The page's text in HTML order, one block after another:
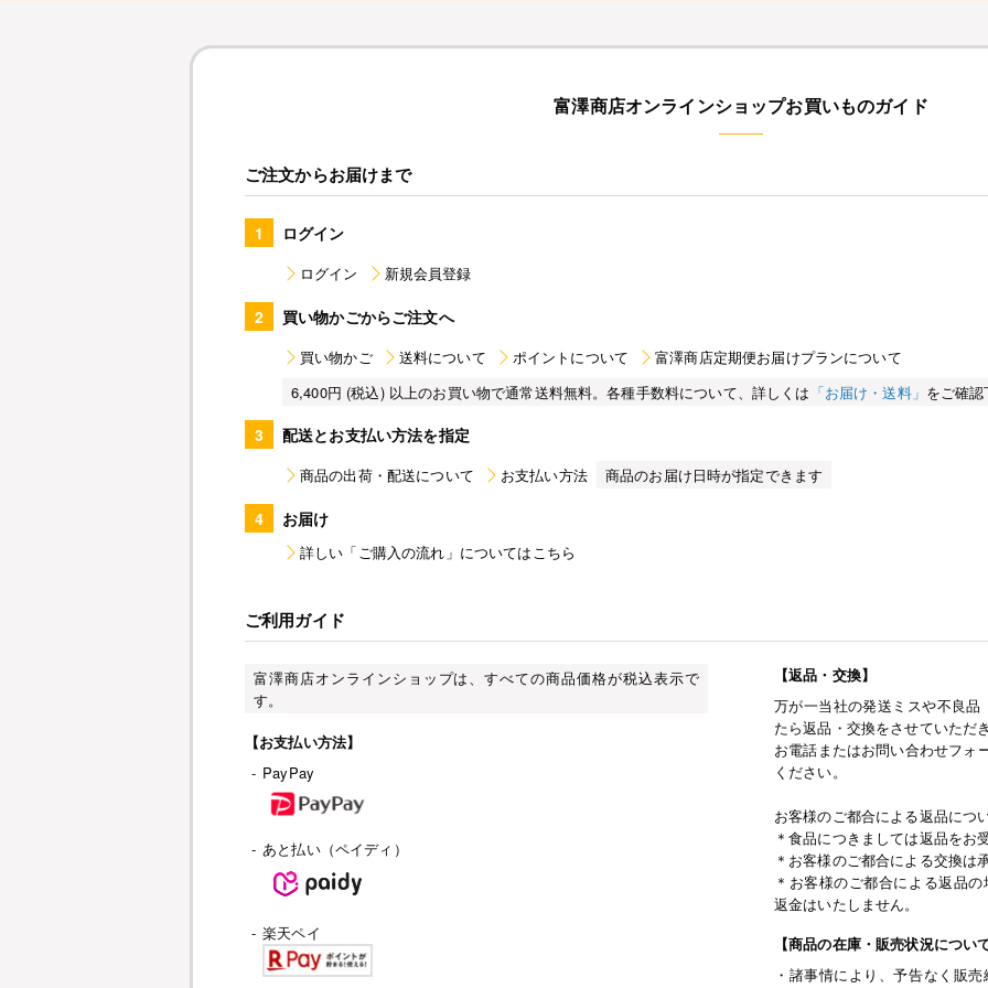
富澤商店オンラインショップお買いものガイド
ご注文からお届けまで
1 ログイン
ログイン 新規会員登録
2 買い物かごからご注文へ
買い物かご 送料について ポイントについて
富澤商店定期便お届けプランについて
6,400円 (税込) 以上のお買い物で通常送料無料。各種手数料について、詳しくは 「お届け・送料」 をご確
3 配送とお支払い方法を指定
商品の出荷・配送について お支払い方法 商品のお届け日時が指定できます
4 お届け
詳しい「ご購入の流れ」についてはこちら
ご利用ガイド
富澤商店オンラインショップは、すべての商品価格が税込表示で
す。
【お支払い方法】
- PayPay
- あと払い（ペイディ）
- 楽天ペイ
【返品・交換】
万が一当社の発送ミスや不良
たら返品・交換をさせていただ
お電話またはお問い合わせフォ
ください。
お客様のご都合による返品につ
＊食品につきましては返品をお
＊お客様のご都合による交換は
＊お客様のご都合による返品
返金はいたしません。
【商品の在庫・販売状況につい
・諸事情により、予告なく販